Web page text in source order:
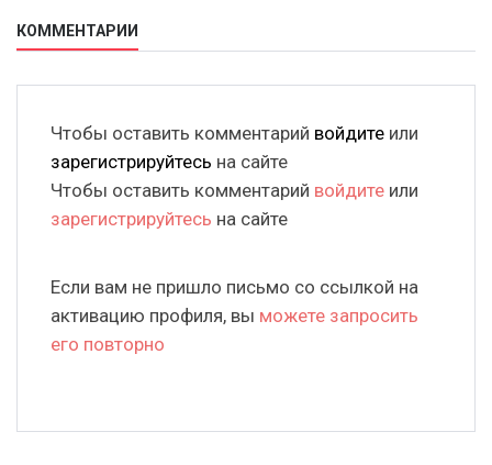
КОММЕНТАРИИ
Чтобы оставить комментарий войдите или
зарегистрируйтесь на сайте
Чтобы оставить комментарий войдите или
зарегистрируйтесь на сайте
Если вам не пришло письмо со ссылкой на
активацию профиля, вы можете запросить
его повторно